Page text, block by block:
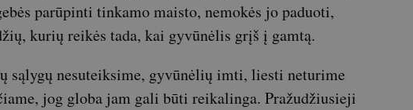
parūpinti tinkamo maisto, nemokės jo paduoti,
kurių reikės tada, kai gyvūnėlis grįš į gamtą.
sąlygų nesuteiksime, gyvūnėlių imti, liesti neturime
jog globa jam gali būti reikalinga. Pražudžiusieji